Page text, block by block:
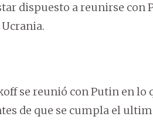
dispuesto a reunirse con
se reunió con Putin en
de que se cumpla el